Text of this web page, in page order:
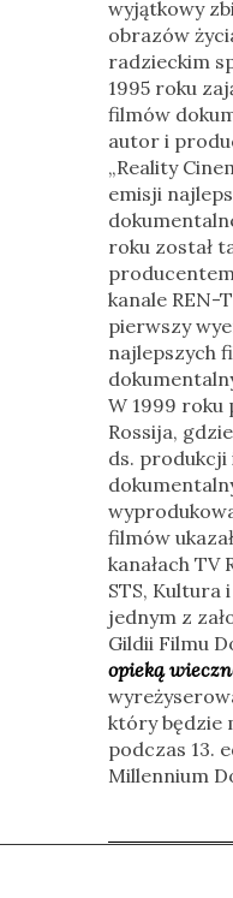
wyjątkowy
obrazów
radzieckim
1995 roku
filmów
autor i
„Reality
emisji
roku został
kanale REN-
pierwszy
najlepszych
W 1999 roku
Rossija,
ds.
filmów
kanałach TV
STS, Kultura
jednym z
Gildii Filmu
opieką
który będzie
podczas 13.
Millennium